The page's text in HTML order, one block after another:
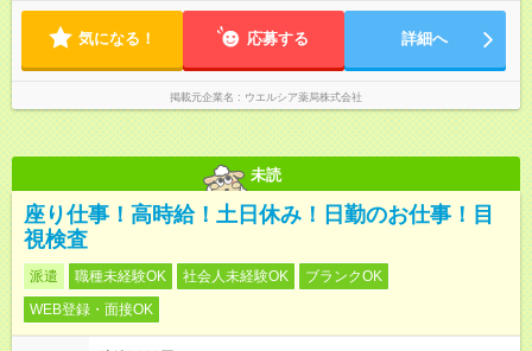
気になる！ 応募する 詳細へ
掲載元企業名 ウエルシア薬局株式会社
未読
座り仕事！高時給！土日休み！日勤のお仕事！目
視検査
派遣 職種未経験OK 社会人未経験OK
ブランクOK
WEB登録・面接OK